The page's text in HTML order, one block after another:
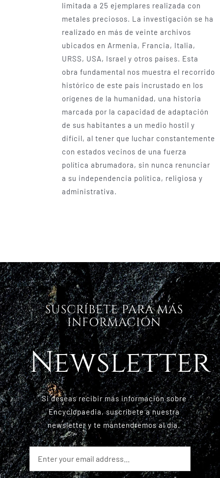
limitada a 25 ejemplares realizada con
metales preciosos. La investigación se ha
realizado en más de veinte archivos
ubicados en Armenia, Francia, Italia,
URSS, USA, Israel y otros países. Esta
obra fundamental nos muestra el recorrido
histórico de este país incrustado en los
orígenes de la humanidad, una historia
marcada por la capacidad de adaptación
de sus habitantes a un medio hostil y
difícil, al tener que luchar constantemente
con estados vecinos de una fuerza
política abrumadora, sin nunca renunciar
a su independencia política, religiosa y
administrativa.
SUSCRÍBETE PARA MÁS
INFORMACIÓN
Newsletter
Si deseas recibir más información sobre
Encyclopaedia, suscríbete a nuestra
newsletter y te mantendremos al día.